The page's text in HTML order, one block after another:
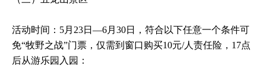
活动时间：5月23日—6月30日，符合以下任意一个条件可
免“牧野之战”门票，仅需到窗口购买10元/人责任险，17点
后从游乐园入园：